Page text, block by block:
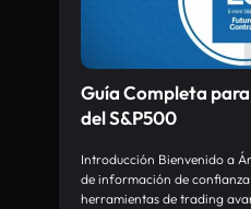
Guía Completa
del S&P500
Introducción Bienvenido a
de información de
herramientas de trading